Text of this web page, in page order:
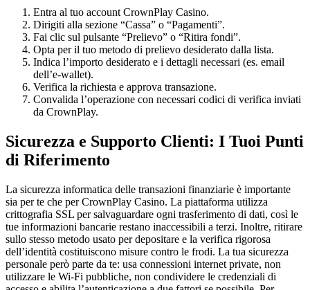
Entra al tuo account CrownPlay Casino.
Dirigiti alla sezione “Cassa” o “Pagamenti”.
Fai clic sul pulsante “Prelievo” o “Ritira fondi”.
Opta per il tuo metodo di prelievo desiderato dalla lista.
Indica l’importo desiderato e i dettagli necessari (es. email
dell’e-wallet).
Verifica la richiesta e approva transazione.
Convalida l’operazione con necessari codici di verifica inviati
da CrownPlay.
Sicurezza e Supporto Clienti: I Tuoi Punti
di Riferimento
La sicurezza informatica delle transazioni finanziarie è importante
sia per te che per CrownPlay Casino. La piattaforma utilizza
crittografia SSL per salvaguardare ogni trasferimento di dati, così le
tue informazioni bancarie restano inaccessibili a terzi. Inoltre, ritirare
sullo stesso metodo usato per depositare e la verifica rigorosa
dell’identità costituiscono misure contro le frodi. La tua sicurezza
personale però parte da te: usa connessioni internet private, non
utilizzare le Wi-Fi pubbliche, non condividere le credenziali di